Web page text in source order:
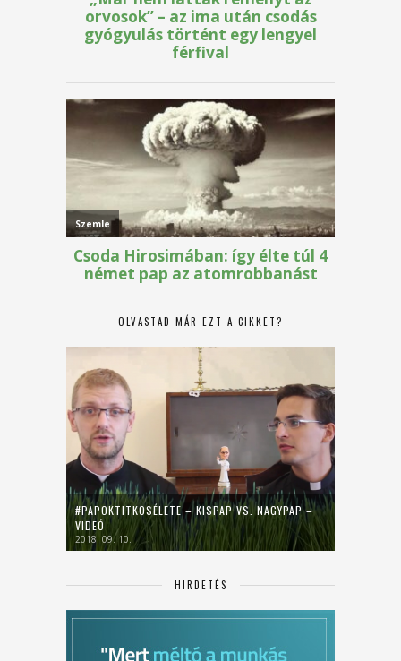
OLVASTAD MÁR EZT A CIKKET?
#PAPOKTITKOSÉLETE – KISPAP VS. NAGYPAP –
VIDEÓ
2018. 09. 10.
HIRDETÉS